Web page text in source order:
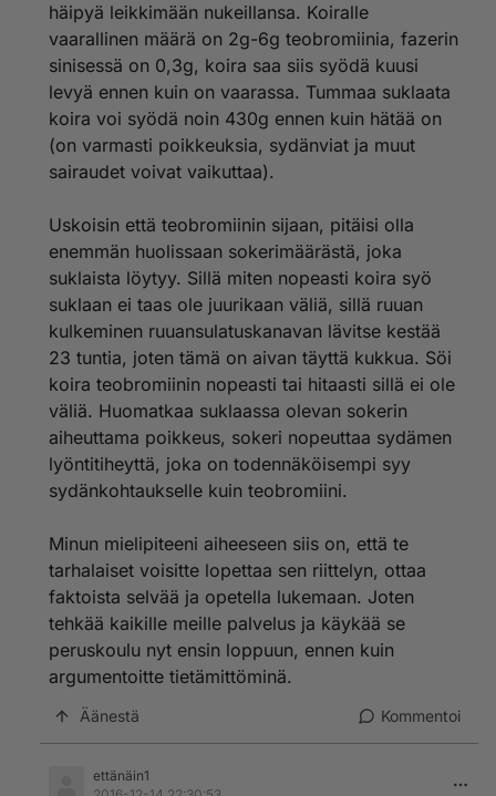
häipyä leikkimään nukeillansa. Koiralle
vaarallinen määrä on 2g-6g teobromiinia, fazerin
sinisessä on 0,3g, koira saa siis syödä kuusi
levyä ennen kuin on vaarassa. Tummaa suklaata
koira voi syödä noin 430g ennen kuin hätää on
(on varmasti poikkeuksia, sydänviat ja muut
sairaudet voivat vaikuttaa).
Uskoisin että teobromiinin sijaan, pitäisi olla
enemmän huolissaan sokerimäärästä, joka
suklaista löytyy. Sillä miten nopeasti koira syö
suklaan ei taas ole juurikaan väliä, sillä ruuan
kulkeminen ruuansulatuskanavan lävitse kestää
23 tuntia, joten tämä on aivan täyttä kukkua. Söi
koira teobromiinin nopeasti tai hitaasti sillä ei ole
väliä. Huomatkaa suklaassa olevan sokerin
aiheuttama poikkeus, sokeri nopeuttaa sydämen
lyöntitiheyttä, joka on todennäköisempi syy
sydänkohtaukselle kuin teobromiini.
Minun mielipiteeni aiheeseen siis on, että te
tarhalaiset voisitte lopettaa sen riittelyn, ottaa
faktoista selvää ja opetella lukemaan. Joten
tehkää kaikille meille palvelus ja käykää se
peruskoulu nyt ensin loppuun, ennen kuin
argumentoitte tietämittöminä.
Äänestä Kommentoi
ettänäin1